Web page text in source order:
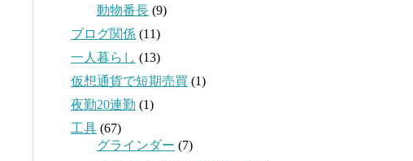
動物番長 (9)
ブログ関係 (11)
一人暮らし (13)
仮想通貨で短期売買 (1)
夜勤20連勤 (1)
工具 (67)
グラインダー (7)